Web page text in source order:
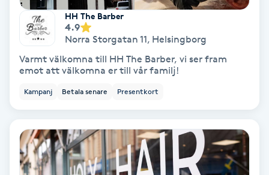
Skäggtrimmning
Skönhet
Slingor
Sockring
Spa
HH The Barber
4.9
Norra Storgatan 11, Helsingborg
Varmt välkomna till HH The Barber, vi ser fram
emot att välkomna er till vår familj!
Kampanj Betala senare Presentkort